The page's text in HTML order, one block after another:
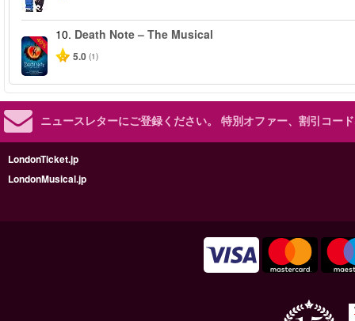
-40%
10. Death Note – The Musical
5.0 (1)
ニュースレターにご登録ください。 特別オファー、割引コー
LondonTicket.jp
LondonMusical.jp